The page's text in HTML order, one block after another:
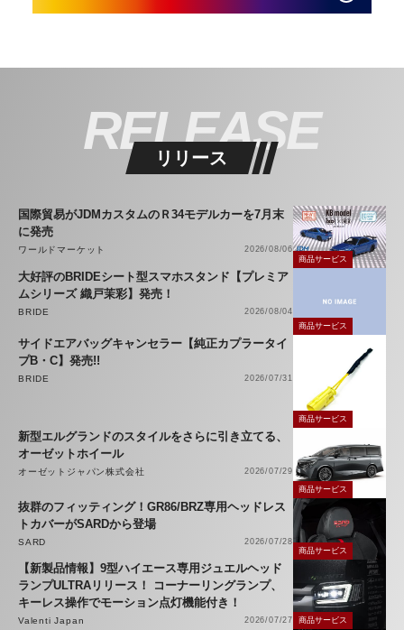
RELEASE
リリース
国際貿易がJDMカスタムのＲ34モデルカーを7月末
に発売
ワールドマーケット
2026/08/06
商品サービス
大好評のBRIDEシート型スマホスタンド【プレミア
ムシリーズ 織戸茉彩】発売！
BRIDE
2026/08/04
商品サービス
サイドエアバッグキャンセラー【純正カプラータイ
プB・C】発売!!
BRIDE 2026/07/31
商品サービス
新型エルグランドのスタイルをさらに引き立てる、
オーゼットホイール
オーゼットジャパン株式会社
2026/07/29
商品サービス
抜群のフィッティング！GR86/BRZ専用ヘッドレス
トカバーがSARDから登場
SARD
2026/07/28
商品サービス
【新製品情報】9型ハイエース専用ジュエルヘッド
ランプULTRAリリース！ コーナーリングランプ、
キーレス操作でモーション点灯機能付き！
Valenti Japan 2026/07/27 商品サービス